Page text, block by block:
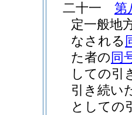
二十一
第
定一般地
なされる
た者の 同
しての引
引き続い
としての